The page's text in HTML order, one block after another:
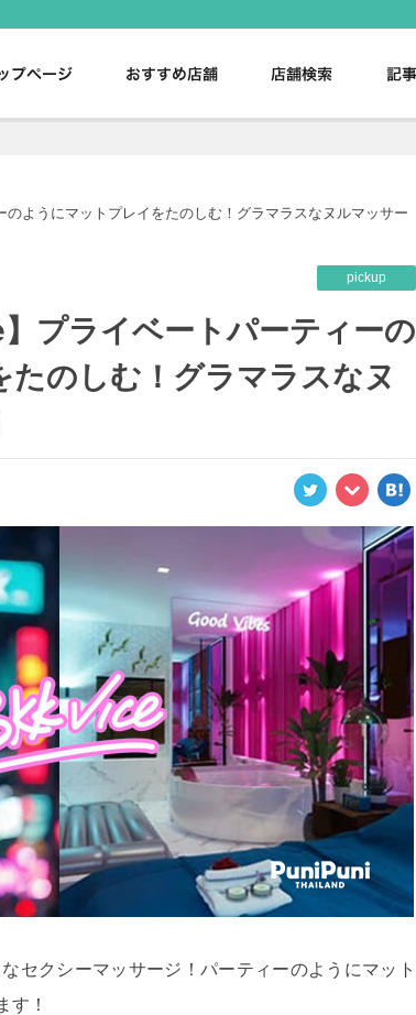
のようにマットプレイをたのしむ！グラマラスなヌルマッサー
pickup
プライベートパーティーの
のしむ！グラマラスなヌ
セクシーマッサージ！パーティーのようにマット
す！